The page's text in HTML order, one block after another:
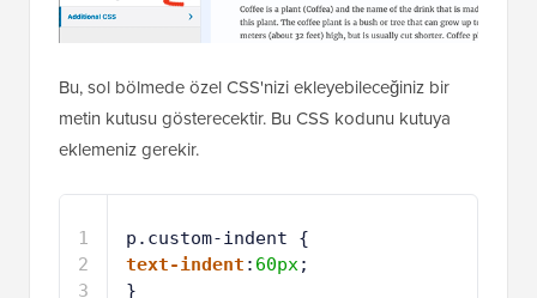
Bu, sol bölmede özel CSS'nizi ekleyebileceğiniz bir
metin kutusu gösterecektir. Bu CSS kodunu kutuya
eklemeniz gerekir.
1
2
3
p.custom-indent {
text-indent : 60px;
}